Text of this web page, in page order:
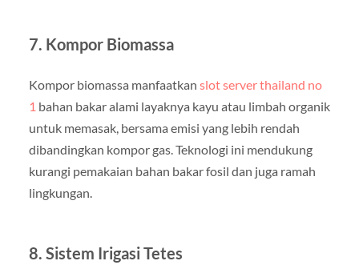
7. Kompor Biomassa
Kompor biomassa manfaatkan slot server thailand no
1 bahan bakar alami layaknya kayu atau limbah organik
untuk memasak, bersama emisi yang lebih rendah
dibandingkan kompor gas. Teknologi ini mendukung
kurangi pemakaian bahan bakar fosil dan juga ramah
lingkungan.
8. Sistem Irigasi Tetes